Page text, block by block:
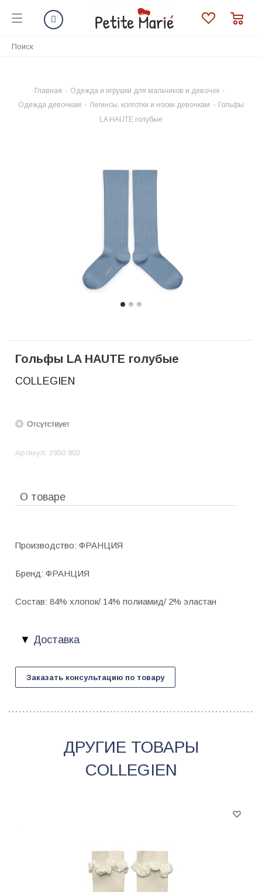
Главная - Одежда и игрушки для мальчиков и девочек -
Одежда девочкам - Легинсы, колготки и носки девочкам - Гольфы
LA HAUTE голубые
Гольфы LA HAUTE голубые
COLLEGIEN
Артикул: 2950 803
О товаре
Производство: ФРАНЦИЯ
Бренд: ФРАНЦИЯ
Состав: 84% хлопок/ 14% полиамид/ 2% эластан
Доставка
Заказать консультацию по товару
ДРУГИЕ ТОВАРЫ
COLLEGIEN